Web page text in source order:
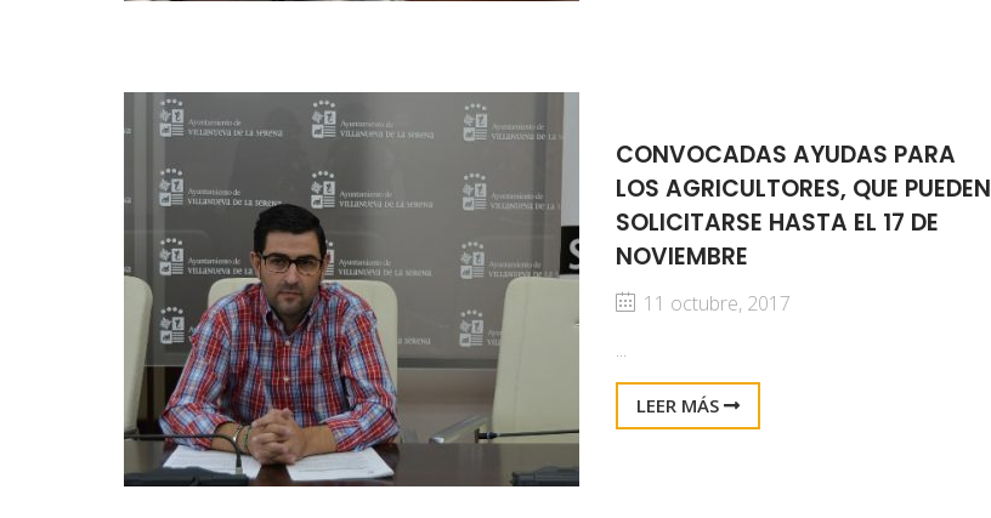
CONVOCADAS AYUDAS PARA
LOS AGRICULTORES, QUE PUEDEN
SOLICITARSE HASTA EL 17 DE
NOVIEMBRE
11 octubre, 2017
...
LEER MÁS